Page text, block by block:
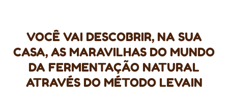
VOCÊ VAI DESCOBRIR, NA SUA
CASA, AS MARAVILHAS DO MUNDO
DA FERMENTAÇÃO NATURAL
ATRAVÉS DO MÉTODO LEVAIN